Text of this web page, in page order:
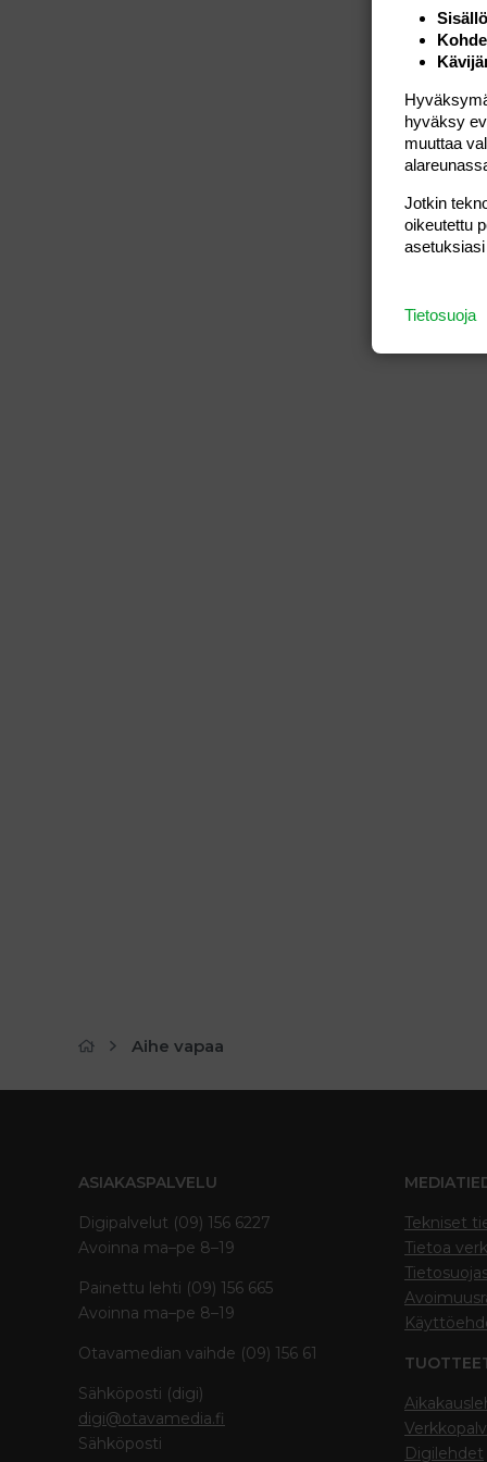
Aihe vapaa
ASIAKASPALVELU
Digipalvelut (09) 156 6227
Avoinna ma–pe 8–19
Painettu lehti (09) 156 665
Avoinna ma–pe 8–19
Otavamedian vaihde (09) 156 61
Sähköposti (digi)
digi@otavamedia.fi
Sähköposti
Tekniset
Tietoa
Digilehdet
hyväksy
muuttaa
Jotkin
oikeutettu
Tietosuoja